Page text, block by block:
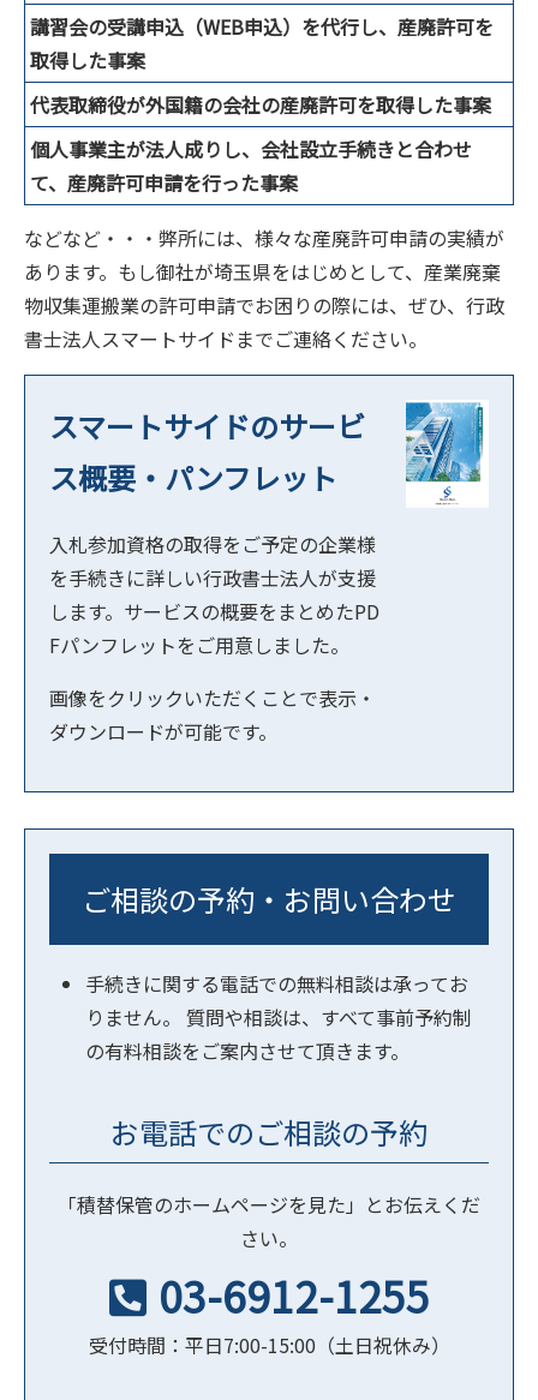
講習会の受講申込（WEB申込）を代行し、産廃許可を
取得した事案
代表取締役が外国籍の会社の産廃許可を取得した事案
個人事業主が法人成りし、会社設立手続きと合わせ
て、産廃許可申請を行った事案
などなど・・・弊所には、様々な産廃許可申請の実績が
あります。もし御社が埼玉県をはじめとして、産業廃棄
物収集運搬業の許可申請でお困りの際には、ぜひ、行政
書士法人スマートサイドまでご連絡ください。
スマートサイドのサービ
ス概要・パンフレット
入札参加資格の取得をご予定の企業様
を手続きに詳しい行政書士法人が支援
します。サービスの概要をまとめたPD
Fパンフレットをご用意しました。
画像をクリックいただくことで表示・
ダウンロードが可能です。
ご相談の予約・お問い合わせ
手続きに関する電話での無料相談は承ってお
りません。 質問や相談は、すべて事前予約制
の有料相談をご案内させて頂きます。
お電話でのご相談の予約
「積替保管のホームページを見た」とお伝えくだ
さい。
03-6912-1255
受付時間：平日7:00-15:00（土日祝休み）